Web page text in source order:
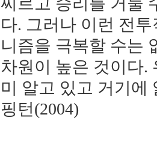
다. 그러나 이런 전
니즘을 극복할 수는
차원이 높은 것이다.
미 알고 있고 거기에
핑턴(2004)